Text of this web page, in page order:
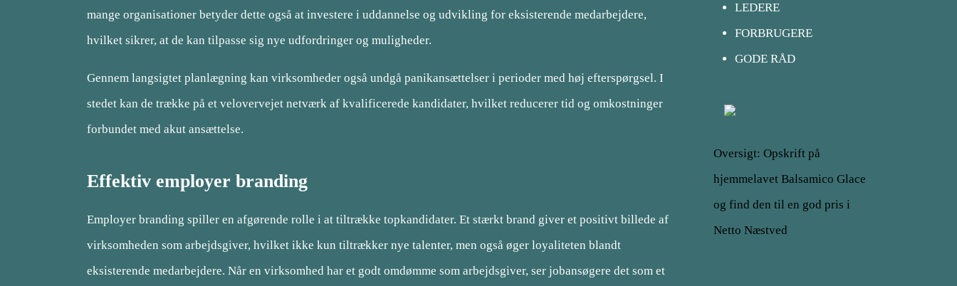
mange organisationer betyder dette også at investere i uddannelse og udvikling for eksisterende medarbejdere,
hvilket sikrer, at de kan tilpasse sig nye udfordringer og muligheder.
Gennem langsigtet planlægning kan virksomheder også undgå panikansættelser i perioder med høj efterspørgsel. I
stedet kan de trække på et velovervejet netværk af kvalificerede kandidater, hvilket reducerer tid og omkostninger
forbundet med akut ansættelse.
Effektiv employer branding
Employer branding spiller en afgørende rolle i at tiltrække topkandidater. Et stærkt brand giver et positivt billede af
virksomheden som arbejdsgiver, hvilket ikke kun tiltrækker nye talenter, men også øger loyaliteten blandt
eksisterende medarbejdere. Når en virksomhed har et godt omdømme som arbejdsgiver, ser jobansøgere det som et
LEDERE
FORBRUGERE
GODE RÅD
Oversigt: Opskrift på
hjemmelavet Balsamico Glace
og find den til en god pris i
Netto Næstved